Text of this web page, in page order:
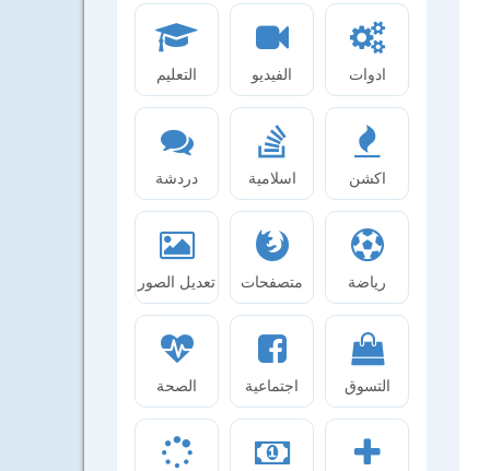
ادوات الفيديو التعليم
اكشن اسلامية دردشة
رياضة متصفحات تعديل الصور
التسوق اجتماعية الصحة